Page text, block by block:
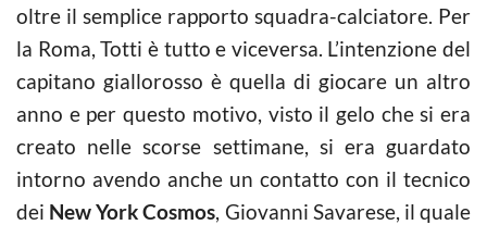
oltre il semplice rapporto squadra-calciatore. Per
la Roma, Totti è tutto e viceversa. L’intenzione del
capitano giallorosso è quella di giocare un altro
anno e per questo motivo, visto il gelo che si era
creato nelle scorse settimane, si era guardato
intorno avendo anche un contatto con il tecnico
dei New York Cosmos, Giovanni Savarese, il quale